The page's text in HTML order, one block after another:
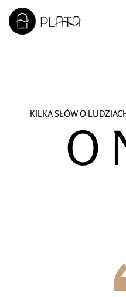
KILKA SŁÓW O
O